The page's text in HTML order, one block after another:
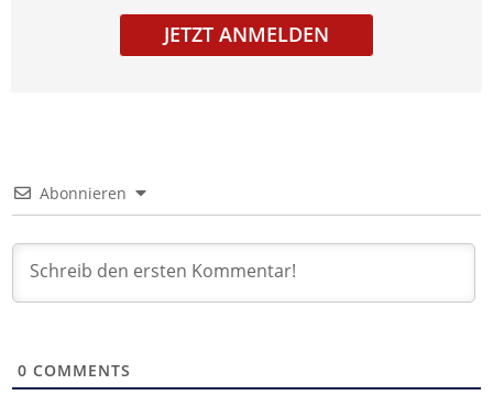
JETZT ANMELDEN
Abonnieren
0 COMMENTS